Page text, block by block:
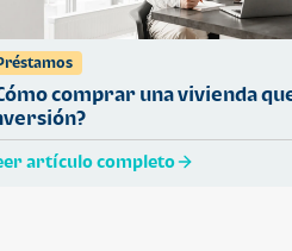
comprar una vivienda
artículo completo